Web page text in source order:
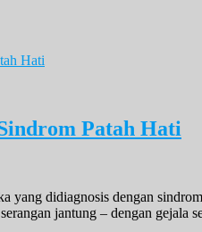
Patah Hati
yang didiagnosis dengan
jantung – dengan